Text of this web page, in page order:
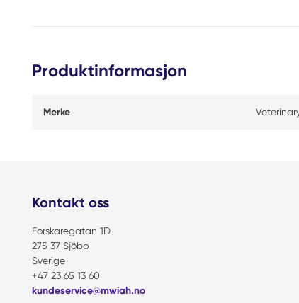
Produktinformasjon
Merke
Kontakt oss
Forskaregatan 1D
275 37 Sjöbo
Sverige
+47 23 65 13 60
kundeservice@mwiah.no